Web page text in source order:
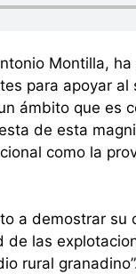
Montilla,
para apoyar
ámbito que es
de esta
como la
a demostrar
las
rural